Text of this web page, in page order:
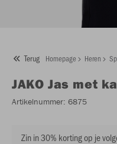
Terug Homepage Heren
JAKO Jas met
Artikelnummer: 6875
Zin in 30% korting op je